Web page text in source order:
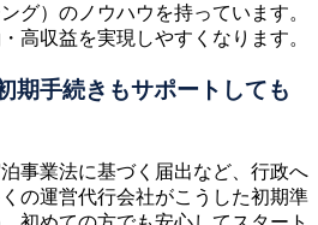
グ）のノウハウを持っています。
高収益を実現しやすくなります。
期手続きもサポートしても
事業法に基づく届出など、行政へ
の運営代行会社がこうした初期準